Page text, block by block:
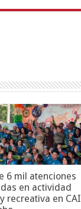
6 mil atenciones
en actividad
recreativa en CAI